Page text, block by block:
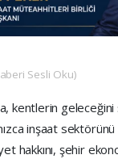
Sesli Oku)
kentlerin
inşaat
hakkını, şehir